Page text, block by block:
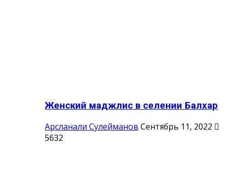
Женский маджлис в селении Балхар
Арсланали Сулейманов Сентябрь 11, 2022
5632